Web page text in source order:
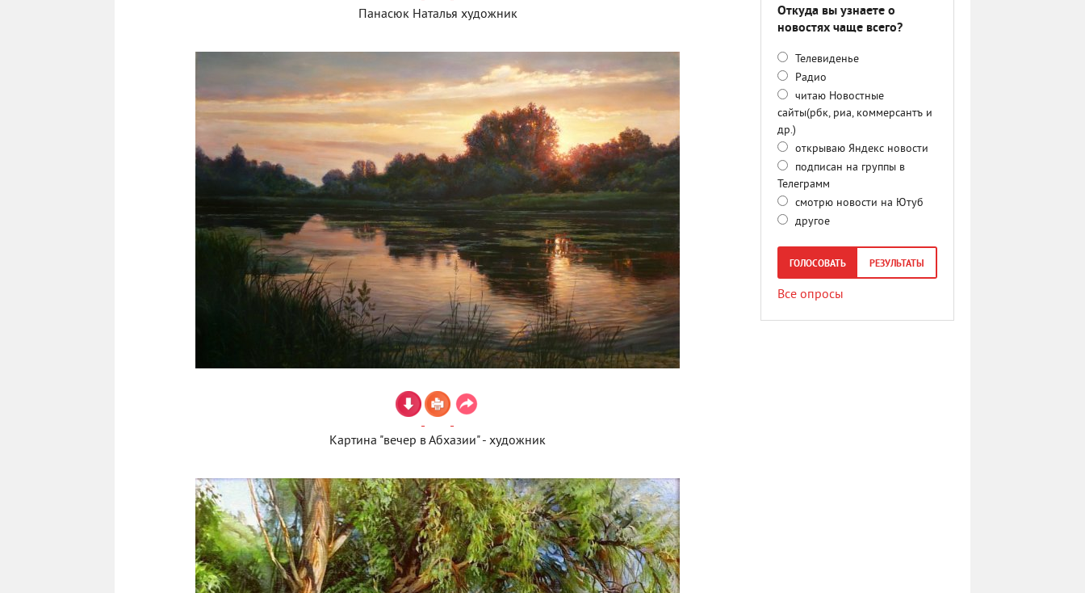
Панасюк Наталья художник
Картина "вечер в Абхазии" - художник
Откуда вы узнаете о
новостях чаще всего?
Телевиденье
Радио
читаю Новостные
сайты(рбк, риа, коммерсантъ и
др.)
открываю Яндекс новости
подписан на группы в
Телеграмм
смотрю новости на Ютуб
другое
ГОЛОСОВАТЬ РЕЗУЛЬТАТЫ
Все опросы